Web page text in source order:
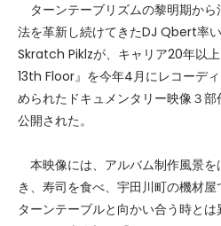
ターンテーブリズムの黎明期か
法を革新し続けてきたDJ Qbert率
Skratch Piklzが、キャリア20年以
13th Floor』を今年4月にレコーデ
められたドキュメンタリー映像３
公開された。
本映像には、アルバム制作風景
き、寿司を食べ、宇田川町の機材屋
ターンテーブルと向かい合う時と